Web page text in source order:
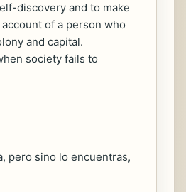
discovery and to make
of a person who
and capital.
society fails to
pero sino lo encuentras,